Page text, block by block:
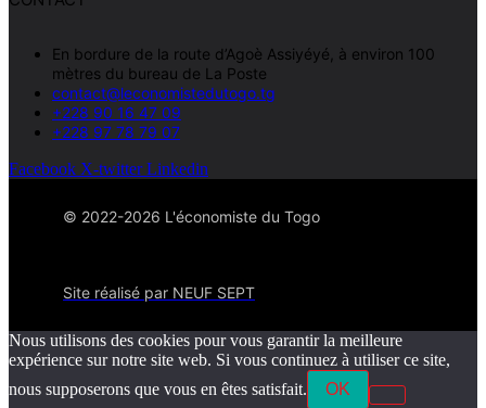
En bordure de la route d’Agoè Assiyéyé, à environ 100
mètres du bureau de La Poste
contact@leconomistedutogo.tg
+228 90 16 47 09
+228 97 78 79 07
Facebook X-twitter Linkedin
© 2022-2026 L'économiste du Togo
Site réalisé par NEUF SEPT
Nous utilisons des cookies pour vous garantir la meilleure
expérience sur notre site web. Si vous continuez à utiliser ce site,
nous supposerons que vous en êtes satisfait.
OK